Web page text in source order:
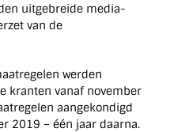
uitgebreide media-
van de
werden
kranten vanaf november
aangekondigd
2019 – één jaar daarna.